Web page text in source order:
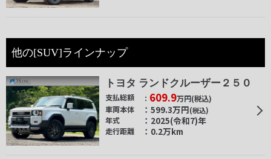
他の[SUV]ラインナップ
トヨタ ランドクルーザー２５０
支払総額 609.9万円(税込)
車両本体
599.3万円(税込)
年式 2025(令和7)年
走行距離 0.2万km